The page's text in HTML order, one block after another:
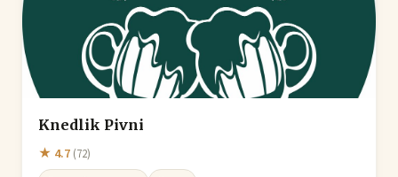
Knedlik Pivni
★ 4.7 (72)